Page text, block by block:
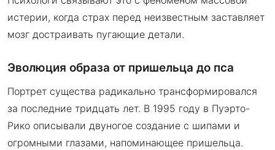
истерии, когда страх перед неизвестным заставляет
мозг достраивать пугающие детали.
Эволюция образа от пришельца до пса
Портрет существа радикально трансформировался
за последние тридцать лет. В 1995 году в Пуэрто-
Рико описывали двуногое создание с шипами и
огромными глазами, напоминающее пришельца.